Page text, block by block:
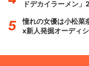
ドデカイラーメン」
憧れの女優は小松
x新人発掘オーディ